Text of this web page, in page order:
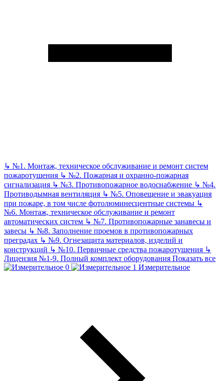
↳ №1. Монтаж, техническое обслуживание и ремонт систем
пожаротушения ↳ №2. Пожарная и охранно-пожарная
сигнализация ↳ №3. Противопожарное водоснабжение ↳ №4.
Противодымная вентиляция ↳ №5. Оповещение и эвакуация
при пожаре, в том числе фотолюминесцентные системы ↳
№6. Монтаж, техническое обслуживание и ремонт
автоматических систем ↳ №7. Противопожарные занавесы и
завесы ↳ №8. Заполнение проемов в противопожарных
преградах ↳ №9. Огнезащита материалов, изделий и
конструкций ↳ №10. Первичные средства пожаротушения ↳
Лицензия №1-9. Полный комплект оборудования Показать все
Измерительное